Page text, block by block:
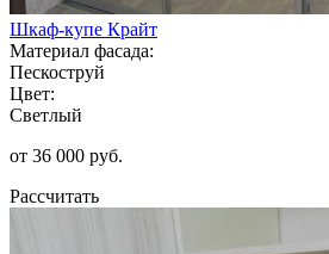
Шкаф-купе Крайт
Материал фасада:
Пескоструй
Цвет:
Светлый
от 36 000 руб.
Рассчитать